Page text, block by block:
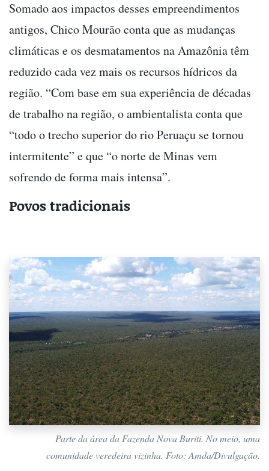
Somado aos impactos desses empreendimentos
antigos, Chico Mourão conta que as mudanças
climáticas e os desmatamentos na Amazônia têm
reduzido cada vez mais os recursos hídricos da
região. “Com base em sua experiência de décadas
de trabalho na região, o ambientalista conta que
“todo o trecho superior do rio Peruaçu se tornou
intermitente” e que “o norte de Minas vem
sofrendo de forma mais intensa”.
Povos tradicionais
Parte da área da Fazenda Nova Buriti. No meio, uma
comunidade veredeira vizinha. Foto: Amda/Divulgação.